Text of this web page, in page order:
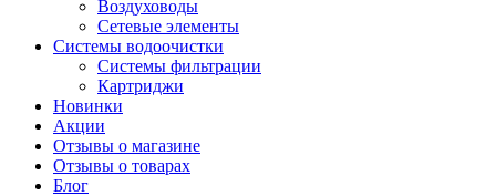
Воздуховоды
Сетевые элементы
Системы водоочистки
Системы фильтрации
Картриджи
Новинки
Акции
Отзывы о магазине
Отзывы о товарах
Блог